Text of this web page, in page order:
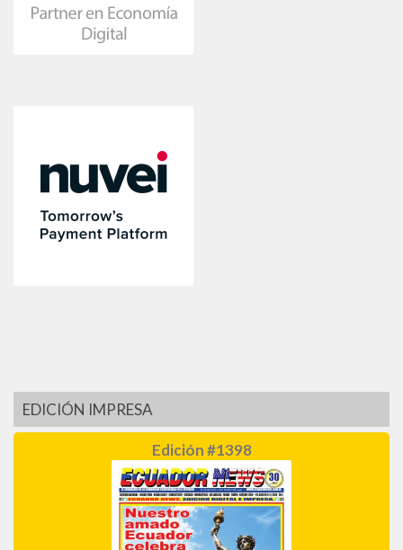
EDICIÓN IMPRESA
Edición #1398